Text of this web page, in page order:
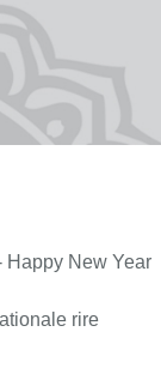
Happy New Year
rire